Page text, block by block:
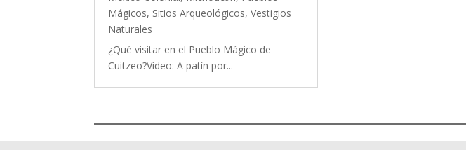
Mágicos, Sitios Arqueológicos,Vestigios
Naturales
¿Qué visitar en el Pueblo Mágico de
Cuitzeo?Video: A patín por...